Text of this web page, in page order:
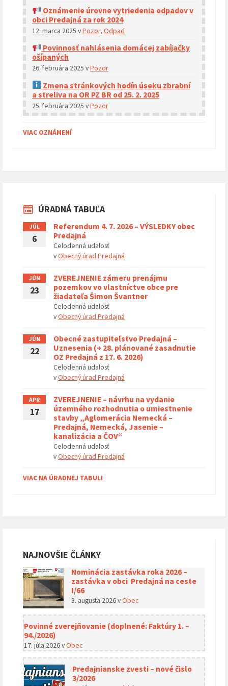
Oznámenie úrovne vytriedenia odpadov v
obci Predajná za rok 2024
12. marca 2025 vPozor, Odpad
Povinnosť nahlásenia domácej zabíjačky
ošípaných
26. februára 2025 vPozor
Zmena stránkových hodín úseku zbrabní
a streliva na OR PZ BR od 25. 2. 2025
25. februára 2025 vPozor
VIAC OZNÁMENÍ
ÚRADNÁ TABUĽA
JÚL
6
Referendum 4. 7. 2026 – VÝSLEDKY obec
Predajná
Celodenná udalosť
vObecný úrad Predajná
JÚN
23
ZVEREJNENIE zámeru prenájmu
pozemkov vo vlastníctve obce pre
žiadateľa Šimon Švantner
Celodenná udalosť
vObecný úrad Predajná
JÚN
22
Obecné zastupiteľstvo Predajná –
Uznesenia (+ 28. plánované zasadnutie
OZ Predajná z 17. 6. 2026)
Celodenná udalosť
vObecný úrad Predajná
APR
17
ZVEREJNENIE – návrhu na vydanie
územného rozhodnutia o umiestnenie
stavby „Aglomerácia Nemecká –
Predajná, Nemecká, Jasenie –
kanalizácia a ČOV“
Celodenná udalosť
vObecný úrad Predajná
VIAC NA ÚRADNEJ TABULI
NAJNOVŠIE ČLÁNKY
Nominácia zastávka roka 2026 –
zastávka v obci Predajná na ceste
I/66
3. augusta 2026vObec
Povinné zverejňovanie (doplnené: Faktúry 1. –
94./2026)
17. júla 2026vObec
Predajnianske zvesti – nové čislo
3/2026